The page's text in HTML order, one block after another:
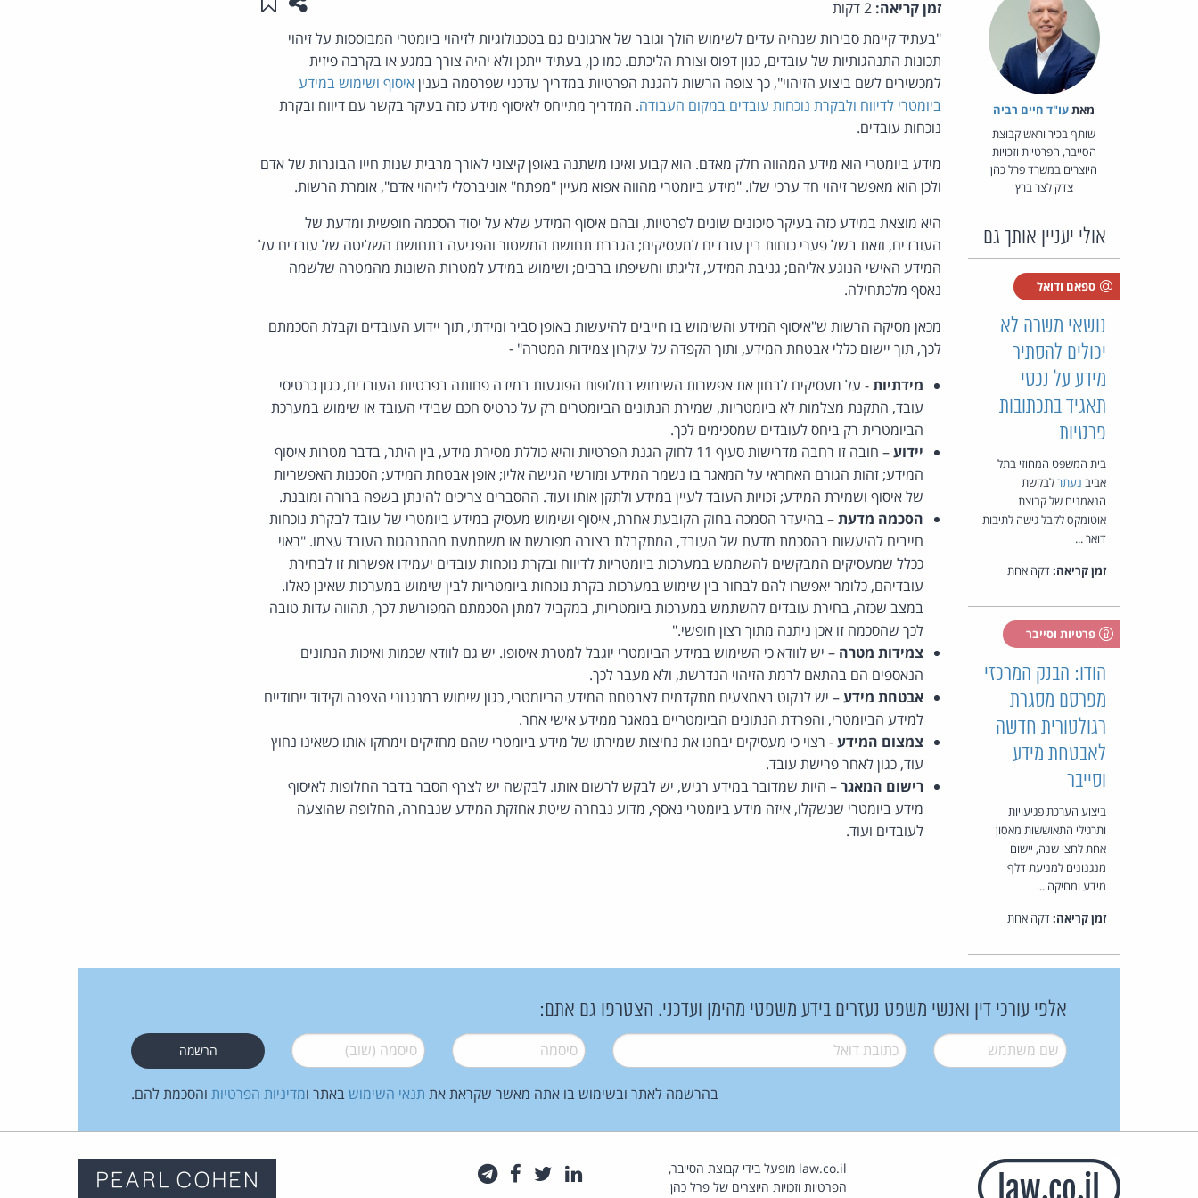
מאת‏עו"ד חיים רביה
שותף בכיר וראש קבוצת
הסייבר, הפרטיות וזכויות
היוצרים במשרד פרל כהן
צדק לצר ברץ
אולי יעניין אותך גם
ספאם ודואל
נושאי משרה לא
יכולים להסתיר
מידע על נכסי
תאגיד בתכתובות
פרטיות
בית המשפט המחוזי בתל
אביב נעתרלבקשת
הנאמנים של קבוצת
אוטומקס לקבל גישה לתיבות
דואר ...
זמן קריאה:דקה אחת
פרטיות וסייבר
הודו: הבנק המרכזי
מפרסם מסגרת
רגולטורית חדשה
לאבטחת מידע
וסייבר
ביצוע הערכת פגיעויות
ותרגילי התאוששות מאסון
אחת לחצי שנה, יישום
מנגנונים למניעת דלף
מידע ומחיקה ...
זמן קריאה:דקה אחת
זמן קריאה:
"בעתיד קיימת סבירות שנהיה עדים לשימוש הולך וגובר של ארגונים גם בטכנולוגיות לזיהוי ביומטרי המבוססות על זיהוי
תכונות התנהגותיות של עובדים, כגון דפוס וצורת הליכתם. כמו כן, בעתיד ייתכן ולא יהיה צורך במגע או בקרבה פיזית
למכשירים לשם ביצוע הזיהוי", כך צופה הרשות להגנת הפרטיות במדריך עדכני שפרסמה בעניןאיסוף ושימוש במידע
ביומטרי לדיווח ולבקרת נוכחות עובדים במקום העבודה. המדריך מתייחס לאיסוף מידע כזה בעיקר בקשר עם דיווח ובקרת
נוכחות עובדים.
מידע ביומטרי הוא מידע המהווה חלק מאדם. הוא קבוע ואינו משתנה באופן קיצוני לאורך מרבית שנות חייו הבוגרות של אדם
ולכן הוא מאפשר זיהוי חד ערכי שלו. "מידע ביומטרי מהווה אפוא מעיין "מפתח" אוניברסלי לזיהוי אדם", אומרת הרשות.
היא מוצאת במידע כזה בעיקר סיכונים שונים לפרטיות, ובהם איסוף המידע שלא על יסוד הסכמה חופשית ומדעת של
העובדים, וזאת בשל פערי כוחות בין עובדים למעסיקים; הגברת תחושת המשטור והפגיעה בתחושת השליטה של עובדים על
המידע האישי הנוגע אליהם; גניבת המידע, זליגתו וחשיפתו ברבים; ושימוש במידע למטרות השונות מהמטרה שלשמה
נאסף מלכתחילה.
מכאן מסיקה הרשות ש"איסוף המידע והשימוש בו חייבים להיעשות באופן סביר ומידתי, תוך יידוע העובדים וקבלת הסכמתם
לכך, תוך יישום כללי אבטחת המידע, ותוך הקפדה על עיקרון צמידות המטרה" -
מידתיות- על מעסיקים לבחון את אפשרות השימוש בחלופות הפוגעות במידה פחותה בפרטיות העובדים, כגון כרטיסי
עובד, התקנת מצלמות לא ביומטריות, שמירת הנתונים הביומטרים רק על כרטיס חכם שבידי העובד או שימוש במערכת
הביומטרית רק ביחס לעובדים שמסכימים לכך.
יידוע
– חובה זו רחבה מדרישות סעיף 11 לחוק הגנת הפרטיות והיא כוללת מסירת מידע, בין היתר, בדבר מטרות איסוף
המידע; זהות הגורם האחראי על המאגר בו נשמר המידע ומורשי הגישה אליו; אופן אבטחת המידע; הסכנות האפשריות
של איסוף ושמירת המידע; זכויות העובד לעיין במידע ולתקן אותו ועוד. ההסברים צריכים להינתן בשפה ברורה ומובנת.
הסכמה מדעת– בהיעדר הסמכה בחוק הקובעת אחרת, איסוף ושימוש מעסיק במידע ביומטרי של עובד לבקרת נוכחות
חייבים להיעשות בהסכמת מדעת של העובד, המתקבלת בצורה מפורשת או משתמעת מהתנהגות העובד עצמו. "ראוי
ככלל שמעסיקים המבקשים להשתמש במערכות ביומטריות לדיווח ובקרת נוכחות עובדים יעמידו אפשרות זו לבחירת
עובדיהם, כלומר יאפשרו להם לבחור בין שימוש במערכות בקרת נוכחות ביומטריות לבין שימוש במערכות שאינן כאלו.
במצב שכזה, בחירת עובדים להשתמש במערכות ביומטריות, במקביל למתן הסכמתם המפורשת לכך, תהווה עדות טובה
לכך שהסכמה זו אכן ניתנה מתוך רצון חופשי."
צמידות מטרה – יש לוודא כי השימוש במידע הביומטרי יוגבל למטרת איסופו. יש גם לוודא שכמות ואיכות הנתונים
הנאספים הם בהתאם לרמת הזיהוי הנדרשת, ולא מעבר לכך.
אבטחת מידע– יש לנקוט באמצעים מתקדמים לאבטחת המידע הביומטרי, כגון שימוש במנגנוני הצפנה וקידוד ייחודיים
למידע הביומטרי, והפרדת הנתונים הביומטריים במאגר ממידע אישי אחר.
צמצום המידע- רצוי כי מעסיקים יבחנו את נחיצות שמירתו של מידע ביומטרי שהם מחזיקים וימחקו אותו כשאינו נחוץ
עוד, כגון לאחר פרישת עובד.
רישום המאגר– היות שמדובר במידע רגיש, יש לבקש לרשום אותו. לבקשה יש לצרף הסבר בדבר החלופות לאיסוף
מידע ביומטרי שנשקלו, איזה מידע ביומטרי נאסף, מדוע נבחרה שיטת אחזקת המידע שנבחרה, החלופה שהוצעה
לעובדים ועוד.
אלפי עורכי דין ואנשי משפט נעזרים בידע משפטי מהימן ועדכני. הצטרפו גם אתם:
שם משתמש* דואל* סיסמה* סיסמה (שוב)*
בהרשמה לאתר ובשימוש בו אתה מאשר שקראת את תנאי השימוש באתר ומדיניות הפרטיות והסכמת להם.
law.co.il מופעל בידי קבוצת הסייבר,
הפרטיות וזכויות היוצרים של פרל כהן
לינקדאין
טוויטרפייסבוק